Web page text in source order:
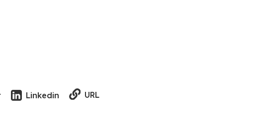
Linkedin URL